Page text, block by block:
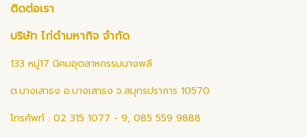
ติดต่อเรา
บริษัท ไก่ดำมหากิจ จำกัด
133 หมู่17 นิคมอุตสาหกรรมบางพลี
ต.บางเสาธง อ.บางเสาธง จ.สมุทรปราการ 10570
โทรศัพท์ : 02 315 1077 - 9, 085 559 9888